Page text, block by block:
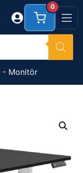
- Monitör
0